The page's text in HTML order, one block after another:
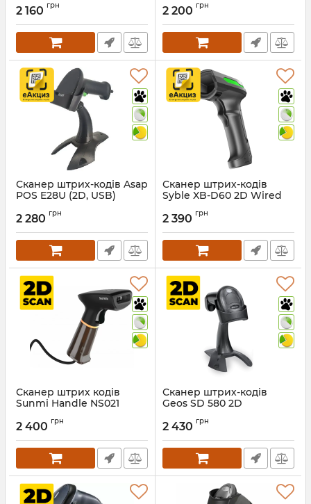
2 160 грн
підставкою в комплекті
Артикул:1124
2 200 грн
Сканер штрих-кодів Asap
POS E28U (2D, USB)
2 280 грн
Сканер штрих-кодів
Syble XB-D60 2D Wired
Артикул:
2 390 грн
Сканер штрих кодів
Sunmi Handle NS021
2 400 грн
Сканер штрих-кодів
Geos SD 580 2D
2 430 грн